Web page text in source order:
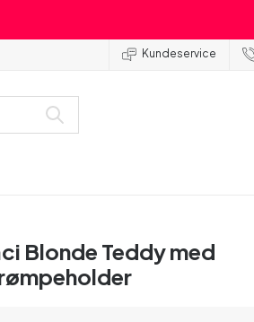
Kundeservice
Blonde Teddy med